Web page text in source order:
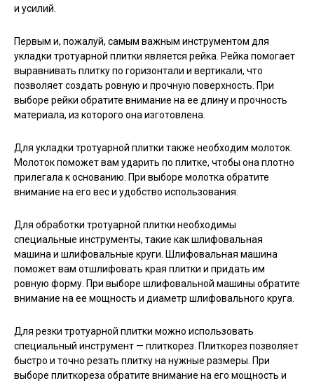
и усилий.
Первым и, пожалуй, самым важным инструментом для
укладки тротуарной плитки является рейка. Рейка помогает
выравнивать плитку по горизонтали и вертикали, что
позволяет создать ровную и прочную поверхность. При
выборе рейки обратите внимание на ее длину и прочность
материала, из которого она изготовлена.
Для укладки тротуарной плитки также необходим молоток.
Молоток поможет вам ударить по плитке, чтобы она плотно
прилегала к основанию. При выборе молотка обратите
внимание на его вес и удобство использования.
Для обработки тротуарной плитки необходимы
специальные инструменты, такие как шлифовальная
машина и шлифовальные круги. Шлифовальная машина
поможет вам отшлифовать края плитки и придать им
ровную форму. При выборе шлифовальной машины обратите
внимание на ее мощность и диаметр шлифовального круга.
Для резки тротуарной плитки можно использовать
специальный инструмент — плиткорез. Плиткорез позволяет
быстро и точно резать плитку на нужные размеры. При
выборе плиткореза обратите внимание на его мощность и